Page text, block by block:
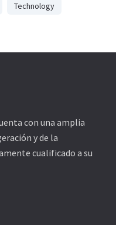
Technology
con una amplia
y de la
cualificado a su